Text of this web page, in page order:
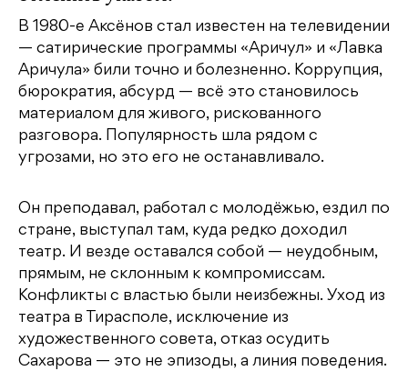
В 1980-е Аксёнов стал известен на телевидении
— сатирические программы «Аричул» и «Лавка
Аричула» били точно и болезненно. Коррупция,
бюрократия, абсурд — всё это становилось
материалом для живого, рискованного
разговора. Популярность шла рядом с
угрозами, но это его не останавливало.
Он преподавал, работал с молодёжью, ездил по
стране, выступал там, куда редко доходил
театр. И везде оставался собой — неудобным,
прямым, не склонным к компромиссам.
Конфликты с властью были неизбежны. Уход из
театра в Тирасполе, исключение из
художественного совета, отказ осудить
Сахарова — это не эпизоды, а линия поведения.